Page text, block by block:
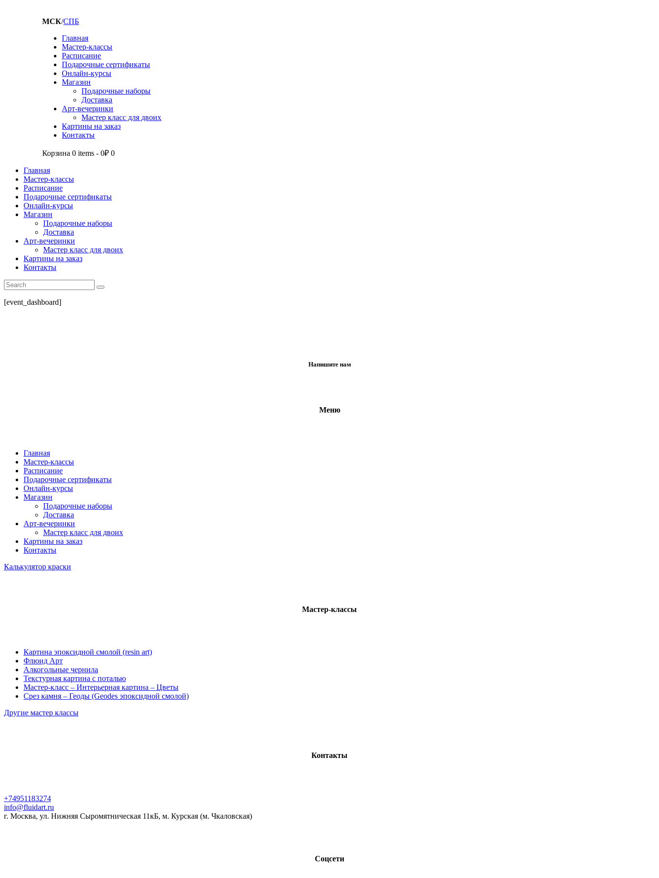
МСК/СПБ
Главная
Мастер-классы
Расписание
Подарочные сертификаты
Онлайн-курсы
Магазин
Подарочные наборы
Доставка
Арт-вечеринки
Мастер класс для двоих
Картины на заказ
Контакты
Корзина 0 items -0₽ 0
Главная
Мастер-классы
Расписание
Подарочные сертификаты
Онлайн-курсы
Магазин
Подарочные наборы
Доставка
Арт-вечеринки
Мастер класс для двоих
Картины на заказ
Контакты
[event_dashboard]
Напишите нам
Меню
Главная
Мастер-классы
Расписание
Подарочные сертификаты
Онлайн-курсы
Магазин
Подарочные наборы
Доставка
Арт-вечеринки
Мастер класс для двоих
Картины на заказ
Контакты
Калькулятор краски
Мастер-классы
Картина эпоксидной смолой (resin art)
Флюид Арт
Алкогольные чернила
Текстурная картина с поталью
Мастер-класс – Интерьерная картина – Цветы
Срез камня – Геоды (Geodes эпоксидной смолой)
Другие мастер классы
Контакты
+74951183274
info@fluidart.ru
г. Москва, ул. Нижняя Сыромятническая 11кБ, м. Курская (м. Чкаловская)
Соцсети